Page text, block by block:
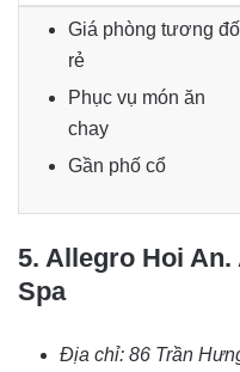
Giá phòng tương
rẻ
Phục vụ món ăn
chay
Gần phố cổ
5. Allegro Hoi
Spa
Địa chỉ: 86 Trần